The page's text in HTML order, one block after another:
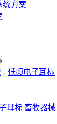
统方案
- 低频电子耳标
耳标 畜牧器械